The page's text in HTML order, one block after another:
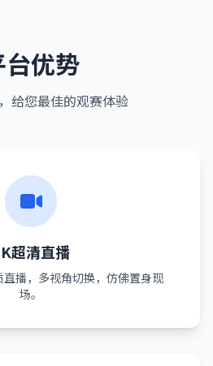
台优势
给您最佳的观赛体验
超清直播
播，多视角切换，仿佛置身现
场。